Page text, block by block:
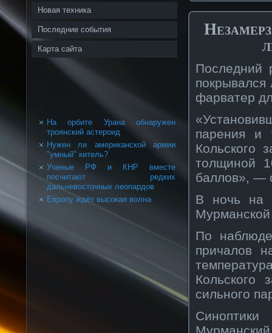
Новая техника
Последние события
Карта сайта
На орбите Урана обнаружен
троянский астероид
Нужен ли американской армии
"умный" китель?
Ученые РФ и КНР вместе
посчитают редких
дальневосточных леопардов
Европу ждёт высокая волна
Последний
покрывался
фарватер
парения и
Кольского
толщиной
баллов», —
В ночь на
Мурманской
По
причалов
Кольского
сильного